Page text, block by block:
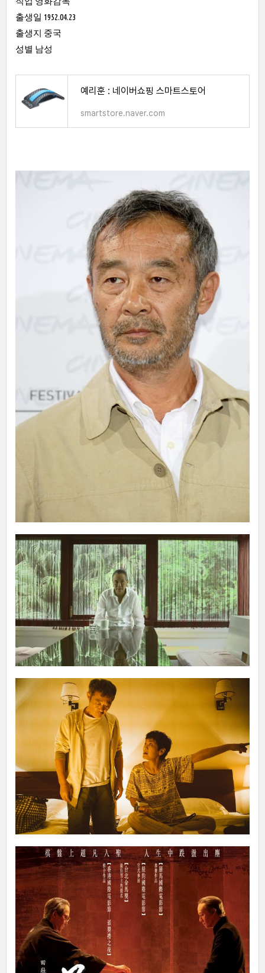
출생일 1952.04.23
출생지 중국
성별 남성
예리훈 : 네이버쇼핑 스마트스토어
smartstore.naver.com